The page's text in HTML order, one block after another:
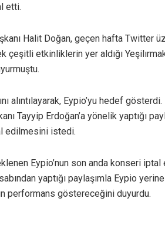
etti.
Halit Doğan, geçen hafta Twitter
çeşitli etkinliklerin yer aldığı
alıntılayarak, Eypio’yu hedef
Tayyip Erdoğan’a yönelik yaptığı
edilmesini istedi.
Eypio’nun son anda konseri
yaptığı paylaşımla Eypio
performans göstereceğini duyurdu.